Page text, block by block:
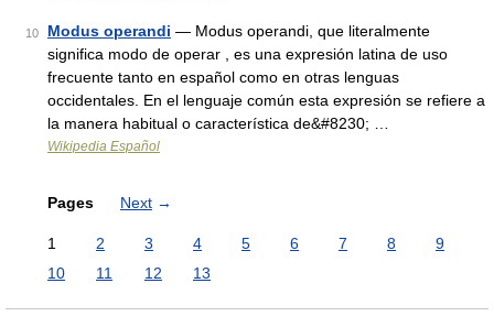
10 Modus operandi — Modus operandi, que literalmente
significa modo de operar , es una expresión latina de uso
frecuente tanto en español como en otras lenguas
occidentales. En el lenguaje común esta expresión se refiere a
la manera habitual o característica de&#8230; …
Wikipedia Español
Pages Next →
1 2 3 4 5 6 7 8
9
10
11 12 13